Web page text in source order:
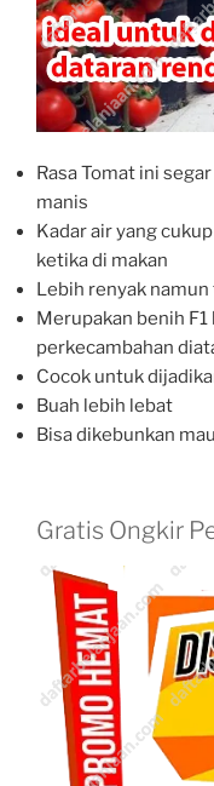
Rasa Tomat ini
manis
Kadar air yang
ketika di makan
Lebih renyak
Merupakan benih
perkecambahan
Cocok untuk
Buah lebih lebat
Bisa dikebunkan
Gratis Ongkir